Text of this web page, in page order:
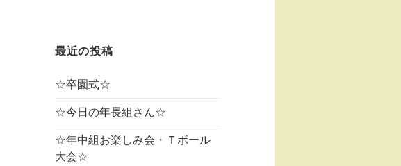
最近の投稿
☆卒園式☆
☆今日の年長組さん☆
☆年中組お楽しみ会・Ｔボール
大会☆